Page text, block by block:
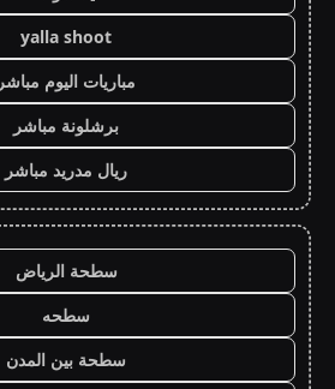
yalla shoot
مباريات اليوم مباشر
برشلونة مباشر
ريال مدريد مباشر
سطحة الرياض
سطحه
سطحة بين المدن